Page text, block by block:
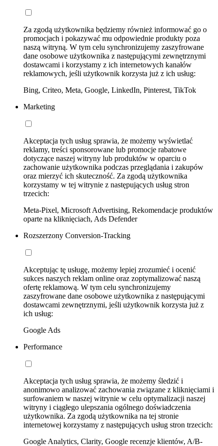
Za zgodą użytkownika będziemy również informować go o
promocjach i pokazywać mu odpowiednie produkty poza
naszą witryną. W tym celu synchronizujemy zaszyfrowane
dane osobowe użytkownika z następującymi zewnętrznymi
dostawcami i korzystamy z ich internetowych kanałów
reklamowych, jeśli użytkownik korzysta już z ich usług:
Bing, Criteo, Meta, Google, LinkedIn, Pinterest, TikTok
Marketing
Akceptacja tych usług sprawia, że możemy wyświetlać
reklamy, treści sponsorowane lub promocje rabatowe
dotyczące naszej witryny lub produktów w oparciu o
zachowanie użytkownika podczas przeglądania i zakupów
oraz mierzyć ich skuteczność. Za zgodą użytkownika
korzystamy w tej witrynie z następujących usług stron
trzecich:
Meta-Pixel, Microsoft Advertising, Rekomendacje produktów
oparte na kliknięciach, Ads Defender
Rozszerzony Conversion-Tracking
Akceptując tę usługę, możemy lepiej zrozumieć i ocenić
sukces naszych reklam online oraz zoptymalizować naszą
ofertę reklamową. W tym celu synchronizujemy
zaszyfrowane dane osobowe użytkownika z następującymi
dostawcami zewnętrznymi, jeśli użytkownik korzysta już z
ich usług:
Google Ads
Performance
Akceptacja tych usług sprawia, że możemy śledzić i
anonimowo analizować zachowania związane z kliknięciami i
surfowaniem w naszej witrynie w celu optymalizacji naszej
witryny i ciągłego ulepszania ogólnego doświadczenia
użytkownika. Za zgodą użytkownika na tej stronie
internetowej korzystamy z następujących usług stron trzecich:
Google Analytics, Clarity, Google recenzje klientów, A/B-